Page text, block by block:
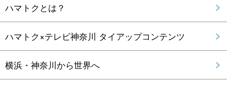
ハマトクとは？
ハマトク×テレビ神奈川 タイアップコンテンツ
横浜・神奈川から世界へ